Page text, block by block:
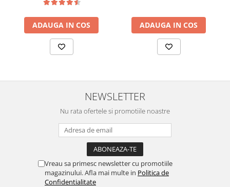
ADAUGA IN COS ADAUGA IN COS
NEWSLETTER
Nu rata ofertele si promotiile noastre
Vreau sa primesc newsletter cu promotiile
magazinului. Afla mai multe in Politica de
Confidentialitate